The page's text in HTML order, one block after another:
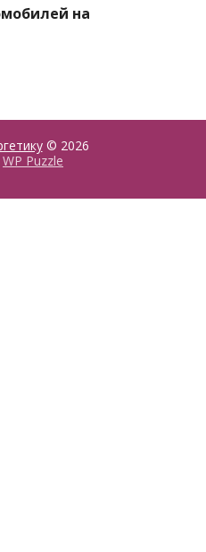
на
© 2026
WP Puzzle